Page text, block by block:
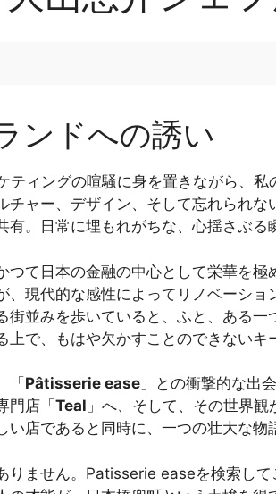
ンドへの誘い
ィングの喧騒に身を置きながら、
チャー、デザイン、そして忘れられ
。日常に埋もれがちな、心揺さぶ
つて日本の金融の中心として栄華を
、現代的な感性によってリノベーシ
並みを歩いていると、ふと、ある一
で、もはや欠かすことのできないキ
「 Pâtisserie ease 」との衝撃的な出
門店「 Teal 」へ、そして、その世界観
店であると同時に、一つの壮大な物
りません。Patisserie easeを検索し